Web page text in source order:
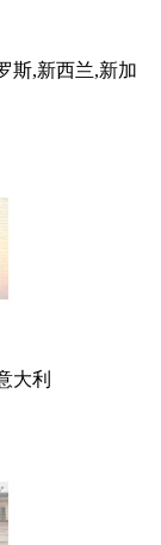
斯,新西兰,新加
大利